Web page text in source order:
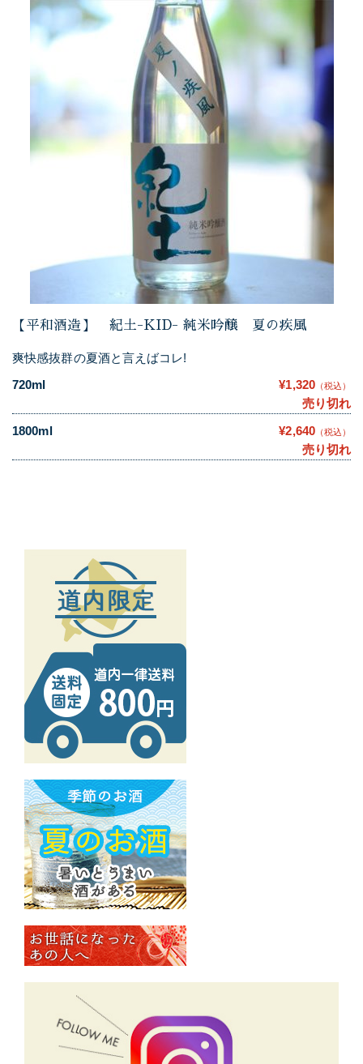
【平和酒造】 紀土-KID- 純米吟醸 夏の疾風
爽快感抜群の夏酒と言えばコレ!
720ml
¥1,320 （税込）
売り切れ
1800ml
¥2,640 （税込）
売り切れ